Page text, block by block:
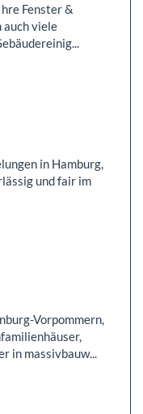
Fenster &
auch viele
in Hamburg,
und fair im
Vorpommern,
in massivbauw...